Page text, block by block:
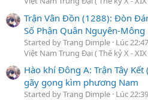
Trận Vân Đồn (1288): Đòn
Số Phận Quân Nguyên-Mông
Started by Trang Dimple Lúc
Việt Nam Trung Đại ( Thế kỷ X - XIX
Hào khí Đông A: Trận Tây
gãy gọng kìm phương Nam
Started by Trang Dimple Lúc